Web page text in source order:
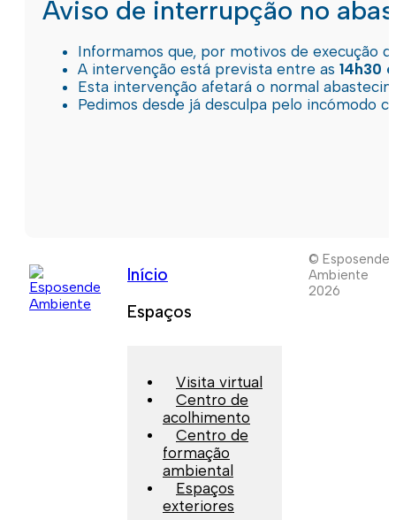
Aviso de interrupção no
Informamos que, por motivos de execução
A intervenção está prevista entre as 14h30
Esta intervenção afetará o normal
Pedimos desde já desculpa pelo incómodo
Início
Espaços
Visita virtual
Centro de
acolhimento
Centro de
formação
ambiental
Espaços
exteriores
© Esposende
Ambiente
2026